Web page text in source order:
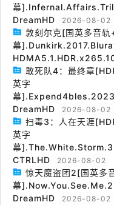
幕
DreamHD
2026-08-02
敦刻尔克[国英多音轨
幕
敢死队4：最终章
英字
幕
DreamHD
2026-08-02
扫毒3：人在天涯
英字
幕
CTRLHD
2026-08-02
惊天魔盗团2[国英多
幕
DreamHD
2026-08-02